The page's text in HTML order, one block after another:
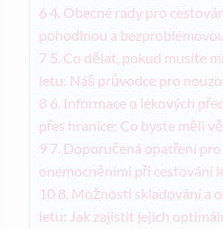
6 4. Obecné rady pro
pohodlnou a
7 5. Co dělat, pokud musíte
letu: Náš průvodce pro
8 6. Informace o lékových
přes hranice: Co byste měli
9 7. Doporučená opatření
onemocněními při cestování
10 8. Možnosti skladování a
letu: Jak zajistit jejich